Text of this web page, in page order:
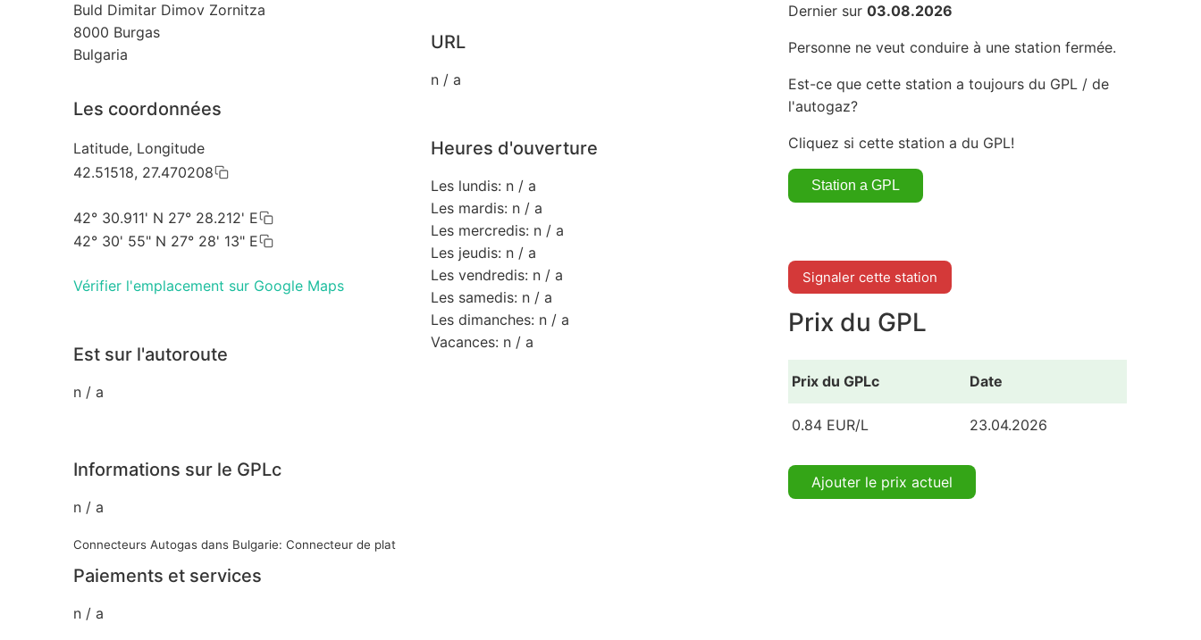
Buld Dimitar Dimov Zornitza
8000 Burgas
Bulgaria
Les coordonnées
Latitude, Longitude
42.51518, 27.470208
42° 30.911' N 27° 28.212' E
42° 30' 55" N 27° 28' 13" E
Vérifier l'emplacement sur Google Maps
Est sur l'autoroute
n / a
URL
n / a
Heures d'ouverture
Les lundis: n / a
Les mardis: n / a
Les mercredis: n / a
Les jeudis: n / a
Les vendredis: n / a
Les samedis: n / a
Les dimanches: n / a
Vacances: n / a
Informations sur le GPLc
n / a
Connecteurs Autogas dans Bulgarie: Connecteur de plat
Paiements et services
n / a
Dernier sur 03.08.2026
Personne ne veut conduire à une station fermée.
Est-ce que cette station a toujours du GPL / de
l'autogaz?
Cliquez si cette station a du GPL!
Signaler cette station
Prix du GPL
Prix du GPLc Date
0.84 EUR/L 23.04.2026
Ajouter le prix actuel